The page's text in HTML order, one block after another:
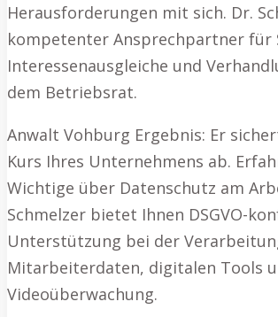
Herausforderungen mit sich. Dr.
kompetenter Ansprechpartner für
Interessenausgleiche und
dem Betriebsrat.
Anwalt Vohburg Ergebnis: Er
Kurs Ihres Unternehmens ab.
Wichtige über Datenschutz am
Schmelzer bietet Ihnen DSGVO-
Unterstützung bei der
Mitarbeiterdaten, digitalen Tools
Videoüberwachung.